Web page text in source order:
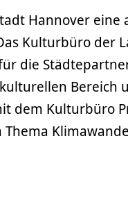
Hannover
Kulturbüro der
die
Bereich
dem Kulturbüro